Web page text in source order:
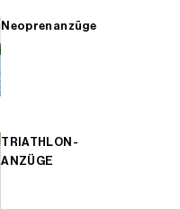
Neoprenanzüge
TRIATHLON-
ANZÜGE